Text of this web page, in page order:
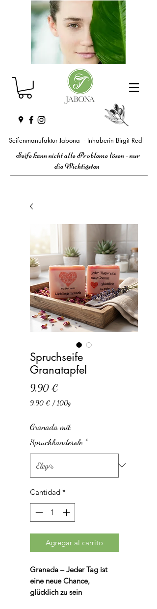
Seifenmanufaktur Jabona - Inhaberin Birgit Redl
Seife kann nicht alle Probleme lösen - nur
die Wichtigsten
Spruchseife
Granatapfel
9,90 €
9,90 € / 100g
100
Gramos
Granada mit
Spruchbanderole *
Cantidad *
Agregar al carrito
Granada – Jeder Tag ist
eine neue Chance,
glücklich zu sein